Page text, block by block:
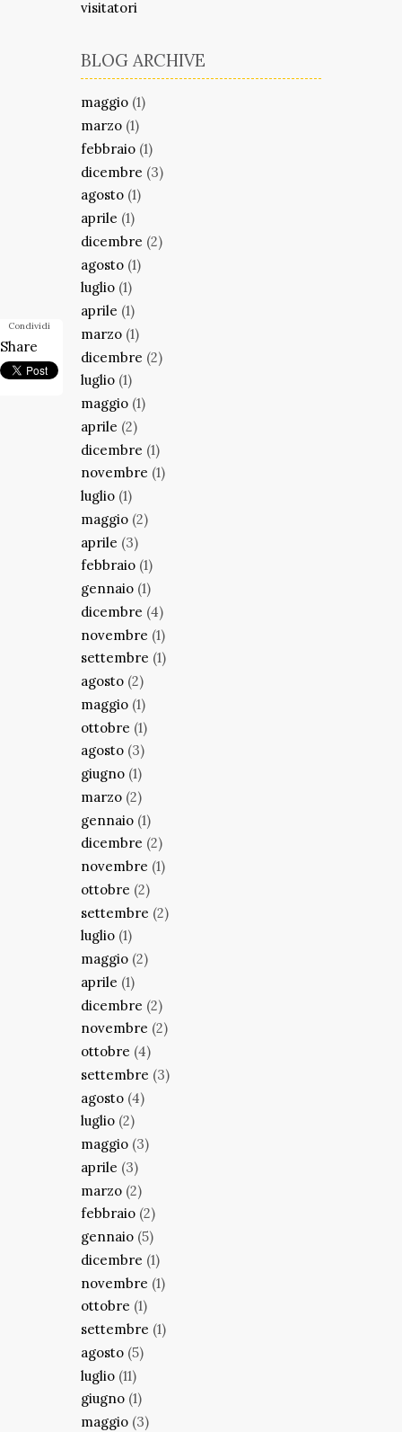
visitatori
BLOG ARCHIVE
maggio (1)
marzo (1)
febbraio (1)
dicembre (3)
agosto (1)
aprile (1)
dicembre (2)
agosto (1)
luglio (1)
aprile (1)
marzo (1)
dicembre (2)
luglio (1)
maggio (1)
aprile (2)
dicembre (1)
novembre (1)
luglio (1)
maggio (2)
aprile (3)
febbraio (1)
gennaio (1)
dicembre (4)
novembre (1)
settembre (1)
agosto (2)
maggio (1)
ottobre (1)
agosto (3)
giugno (1)
marzo (2)
gennaio (1)
dicembre (2)
novembre (1)
ottobre (2)
settembre (2)
luglio (1)
maggio (2)
aprile (1)
dicembre (2)
novembre (2)
ottobre (4)
settembre (3)
agosto (4)
luglio (2)
maggio (3)
aprile (3)
marzo (2)
febbraio (2)
gennaio (5)
dicembre (1)
novembre (1)
ottobre (1)
settembre (1)
agosto (5)
luglio (11)
giugno (1)
maggio (3)
Condividi
Share